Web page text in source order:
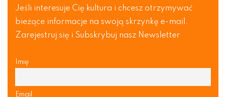
Jeśli interesuje Cię kultura i chcesz otrzymywać
bieżące informacje na swoją skrzynkę e-mail.
Zarejestruj się i Subskrybuj nasz Newsletter
Imię
Email